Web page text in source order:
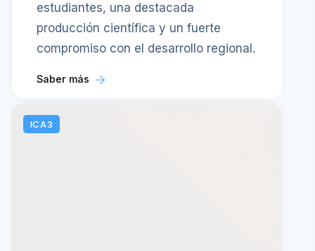
estudiantes, una destacada
producción científica y un fuerte
compromiso con el desarrollo regional.
Saber más
ICA3